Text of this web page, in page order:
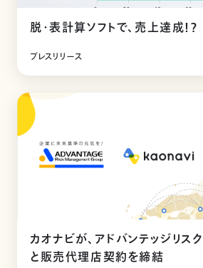
脱・表計算ソフトで、売上達成！？
プレスリリース
カオナビが、アドバンテッジリス
と販売代理店契約を締結